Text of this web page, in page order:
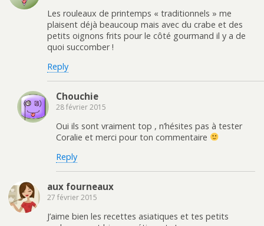
Les rouleaux de printemps « traditionnels » me
plaisent déjà beaucoup mais avec du crabe et des
petits oignons frits pour le côté gourmand il y a de
quoi succomber !
Reply
Chouchie
28 février 2015
Oui ils sont vraiment top , n’hésites pas à tester
Coralie et merci pour ton commentaire
Reply
aux fourneaux
27 février 2015
J’aime bien les recettes asiatiques et tes petits